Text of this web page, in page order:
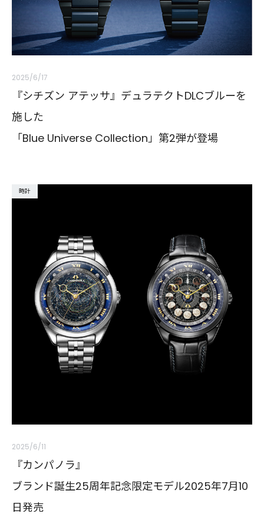
2025/6/17
『シチズン アテッサ』デュラテクトDLCブルーを
施した
「Blue Universe Collection」第2弾が登場
時計
2025/6/11
『カンパノラ』
ブランド誕生25周年記念限定モデル2025年7月10
日発売